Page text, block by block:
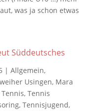
was ja schon etwas
Süddeutsches
| Allgemein,
Usingen, Mara
Tennis, Tennis
, Tennisjugend,